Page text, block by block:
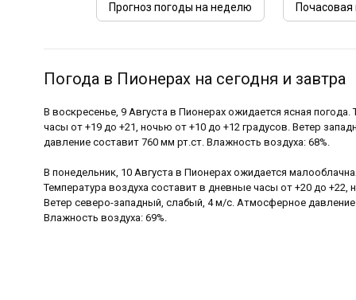
Прогноз погоды на неделю Почасовая
Погода в Пионерах на сегодня и завтра
В воскресенье, 9 Августа в Пионерах ожидается ясная
часы от +19 до +21, ночью от +10 до +12 градусов. Ветер
давление составит 760 мм рт.ст. Влажность воздуха: 68%.
В понедельник, 10 Августа в Пионерах ожидается
Температура воздуха составит в дневные часы от +20 до +22,
Ветер северо-западный, слабый, 4 м/с. Атмосферное
Влажность воздуха: 69%.